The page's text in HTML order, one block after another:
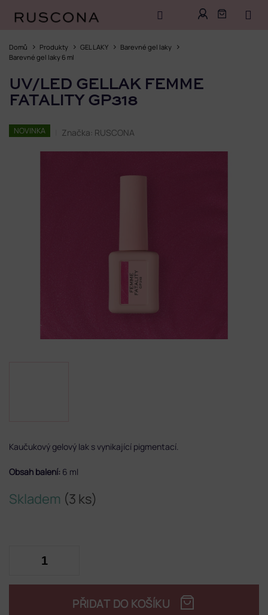
obsah
Domů Produkty GEL LAKY
Barevné gel laky
Barevné gel laky 6 ml
UV/LED GELLAK FEMME
FATALITY GP318
NOVINKA Značka: RUSCONA
Skladem (3 ks)
PŘIDAT DO KOŠÍKU
Kaučukový gelový lak s vynikající pigmentací.
Obsah balení: 6 ml